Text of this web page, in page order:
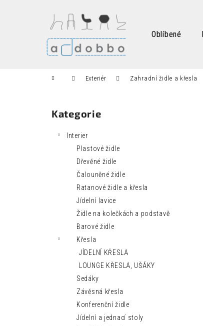
Oblíbené
Domů Exteriér Zahradní židle a křesla
Přeskočit
kategorie
Kategorie
Interier
Plastové židle
Dřevěné židle
Čalouněné židle
Ratanové židle a křesla
Jídelní lavice
Židle na kolečkách a podstavě
Barové židle
Křesla
JÍDELNÍ KŘESLA
LOUNGE KŘESLA, UŠÁKY
Sedáky
Závěsná křesla
Konferenční židle
Jídelní a jednací stoly
MODERNÍ LEHÁTKO IBIZA SUN
9 150 Kč